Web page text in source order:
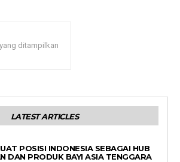
ditampilkan
LATEST ARTICLES
POSISI INDONESIA SEBAGAI HUB
DAN PRODUK BAYI ASIA TENGGARA